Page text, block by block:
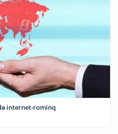
internet-rominq